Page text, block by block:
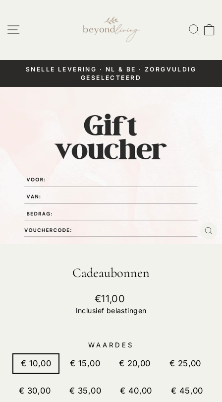
artikel
Pauzeer
SNELLE LEVERING · NL & BE · ZORGVULDIG
GESELECTEERD
Cadeaubonnen
Normale
prijs
€11,00
Inclusief belastingen
WAARDES
€ 10,00 € 15,00 € 20,00 € 25,00
€ 30,00 € 35,00 € 40,00 € 45,00